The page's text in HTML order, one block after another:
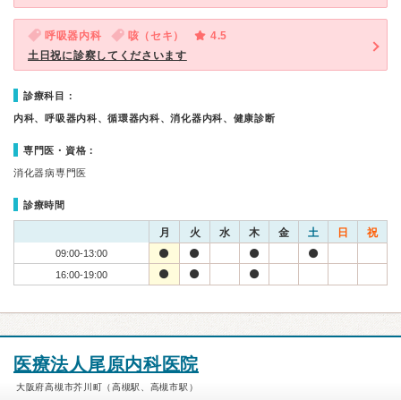
呼吸器内科 咳（セキ）
4.5
土日祝に診察してくださいます
診療科目：
内科、呼吸器内科、循環器内科、消化器内科、健康診断
専門医・資格：
消化器病専門医
診療時間
月 火 水 木 金 土 日 祝
09:00-13:00
16:00-19:00
医療法人尾原内科医院
大阪府高槻市芥川町（高槻駅、高槻市駅）